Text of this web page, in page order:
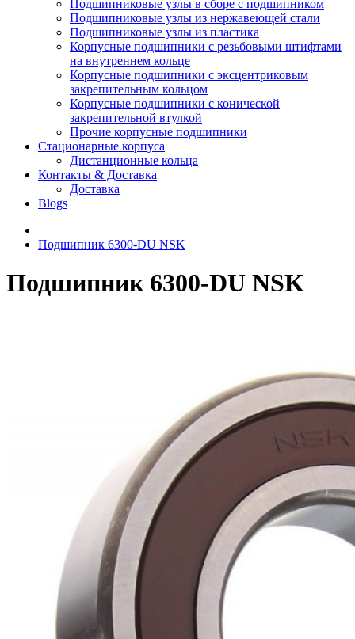
Подшипниковые узлы в сборе с подшипником
Подшипниковые узлы из нержавеющей стали
Подшипниковые узлы из пластика
Корпусные подшипники с резьбовыми штифтами
на внутреннем кольце
Корпусные подшипники с эксцентриковым
закрепительным кольцом
Корпусные подшипники с конической
закрепительной втулкой
Прочие корпусные подшипники
Стационарные корпуса
Дистанционные кольца
Контакты & Доставка
Доставка
Blogs
Подшипник 6300-DU NSK
Подшипник 6300-DU NSK